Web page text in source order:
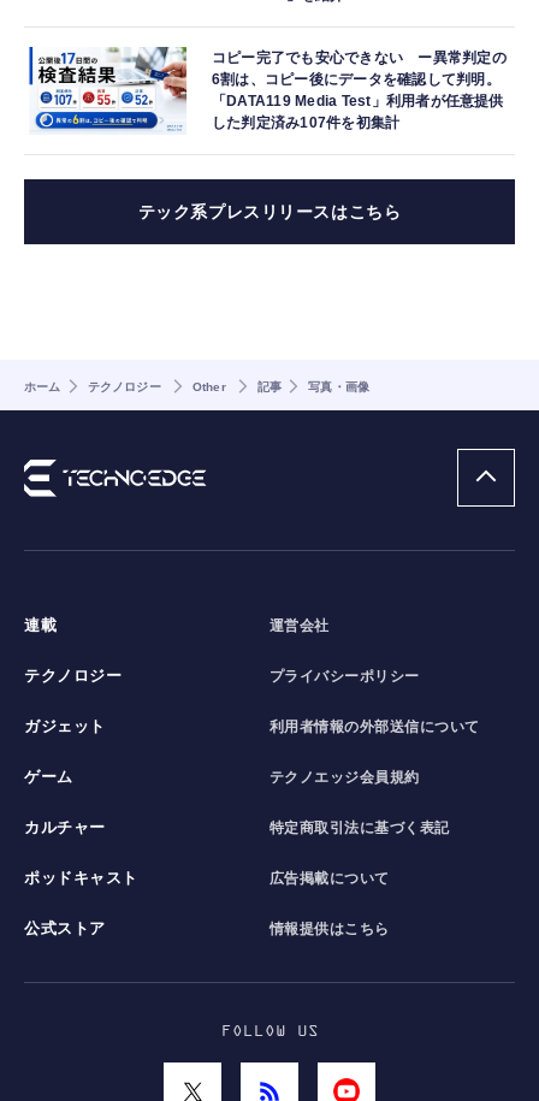
コピー完了でも安心できない ー異常判定の
6割は、コピー後にデータを確認して判明。
「DATA119 Media Test」利用者が任意提供
した判定済み107件を初集計
テック系プレスリリースはこちら
ホーム テクノロジー Other 記事 写真・画像
連載
テクノロジー
ガジェット
ゲーム
カルチャー
ポッドキャスト
公式ストア
運営会社
プライバシーポリシー
利用者情報の外部送信について
テクノエッジ会員規約
特定商取引法に基づく表記
広告掲載について
情報提供はこちら
FOLLOW US